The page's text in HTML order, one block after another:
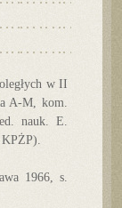
w II
A-M, kom.
nauk. E.
KPŻP).
1966, s.